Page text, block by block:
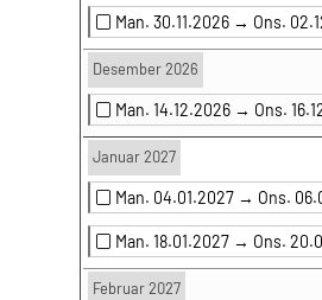
Man. 30.11.2026 → Ons.
Desember 2026
Man. 14.12.2026 → Ons.
Januar 2027
Man. 04.01.2027 → Ons.
Man. 18.01.2027 → Ons.
Februar 2027